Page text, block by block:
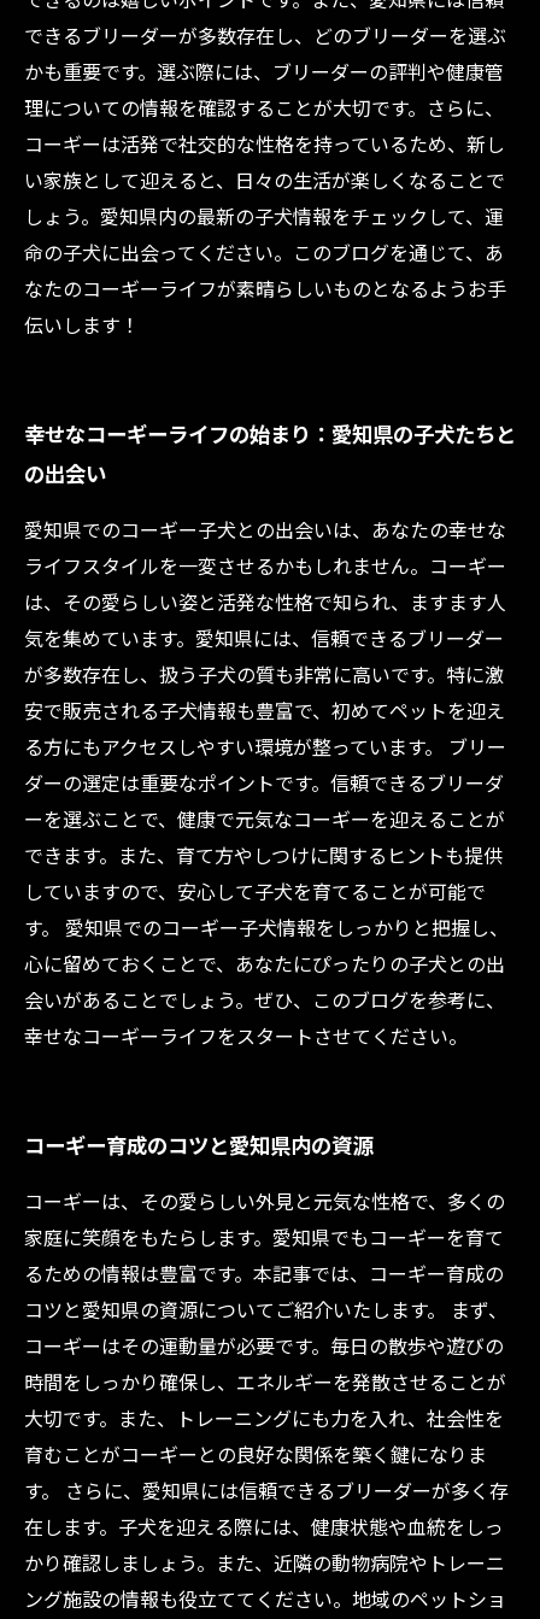
できるブリーダーが多数存在し、どのブリーダーを選ぶ
かも重要です。選ぶ際には、ブリーダーの評判や健康管
理についての情報を確認することが大切です。さらに、
コーギーは活発で社交的な性格を持っているため、新し
い家族として迎えると、日々の生活が楽しくなることで
しょう。愛知県内の最新の子犬情報をチェックして、運
命の子犬に出会ってください。このブログを通じて、あ
なたのコーギーライフが素晴らしいものとなるようお手
伝いします！
幸せなコーギーライフの始まり：愛知県の子犬たちと
の出会い
愛知県でのコーギー子犬との出会いは、あなたの幸せな
ライフスタイルを一変させるかもしれません。コーギー
は、その愛らしい姿と活発な性格で知られ、ますます人
気を集めています。愛知県には、信頼できるブリーダー
が多数存在し、扱う子犬の質も非常に高いです。特に激
安で販売される子犬情報も豊富で、初めてペットを迎え
る方にもアクセスしやすい環境が整っています。 ブリー
ダーの選定は重要なポイントです。信頼できるブリーダ
ーを選ぶことで、健康で元気なコーギーを迎えることが
できます。また、育て方やしつけに関するヒントも提供
していますので、安心して子犬を育てることが可能で
す。 愛知県でのコーギー子犬情報をしっかりと把握し、
心に留めておくことで、あなたにぴったりの子犬との出
会いがあることでしょう。ぜひ、このブログを参考に、
幸せなコーギーライフをスタートさせてください。
コーギー育成のコツと愛知県内の資源
コーギーは、その愛らしい外見と元気な性格で、多くの
家庭に笑顔をもたらします。愛知県でもコーギーを育て
るための情報は豊富です。本記事では、コーギー育成の
コツと愛知県の資源についてご紹介いたします。 まず、
コーギーはその運動量が必要です。毎日の散歩や遊びの
時間をしっかり確保し、エネルギーを発散させることが
大切です。また、トレーニングにも力を入れ、社会性を
育むことがコーギーとの良好な関係を築く鍵になりま
す。 さらに、愛知県には信頼できるブリーダーが多く存
在します。子犬を迎える際には、健康状態や血統をしっ
かり確認しましょう。また、近隣の動物病院やトレーニ
ング施設の情報も役立ててください。地域のペットショ